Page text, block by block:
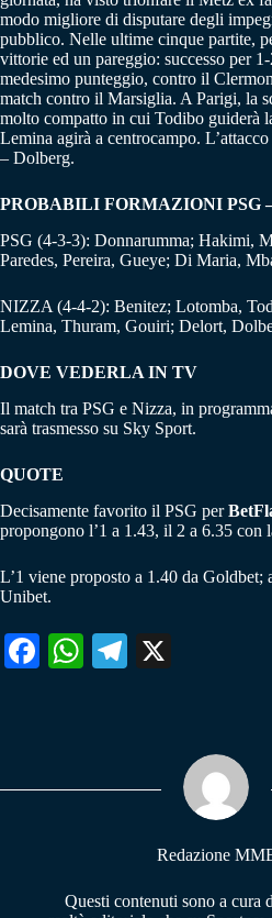
modo migliore di disputare degli
pubblico. Nelle ultime cinque partite,
vittorie ed un pareggio: successo per
medesimo punteggio, contro il
match contro il Marsiglia. A Parigi, la
molto compatto in cui Todibo guiderà
Lemina agirà a centrocampo.
– Dolberg.
PROBABILI FORMAZIONI PSG
PSG (4-3-3): Donnarumma; Hakimi,
Paredes, Pereira, Gueye; Di Maria,
NIZZA (4-4-2): Benitez; Lotomba,
Lemina, Thuram, Gouiri; Delort,
DOVE VEDERLA IN TV
Il match tra PSG e Nizza, in
sarà trasmesso su Sky Sport.
QUOTE
Decisamente favorito il PSG per
propongono l’1 a 1.43, il 2 a 6.35 con
L’1 viene proposto a 1.40 da Goldbet;
Unibet.
Fa W
pp
Te
m
Redazione
Questi contenuti sono a cura